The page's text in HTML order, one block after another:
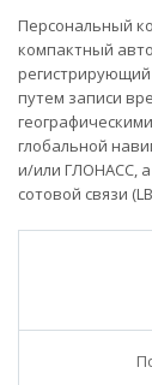
Персональный
компактный
путем записи
глобальной
и/или ГЛОНАСС,
сотовой связи